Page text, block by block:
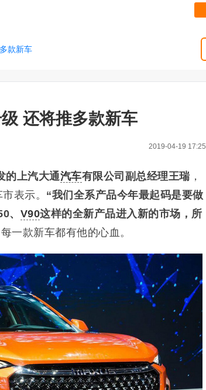
款新车
还将推多款新车
2019-04-19 17:25
的上汽大通汽车有限公司副总经理王瑞，
表示。 “我们全系产品今年最起码是要做
、 V90这样的全新产品进入新的市场，所
每一款新车都有他的心血。